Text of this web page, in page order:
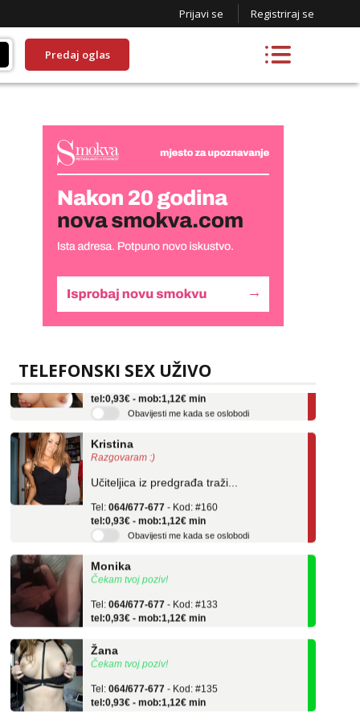
Prijavi se Registriraj se
Predaj oglas
TELEFONSKI SEX UŽIVO
Tel:064/677-677- Kod: #69
Obavijesti me kada se oslobodi
Razgovaram :)
tel:0,93€ - mob:1,12€ min
Obavijesti me kada se oslobodi
Čekam tvoj poziv!
tel:0,93€ - mob:1,12€ min
Čekam tvoj poziv!
tel:0,93€ - mob:1,12€ min